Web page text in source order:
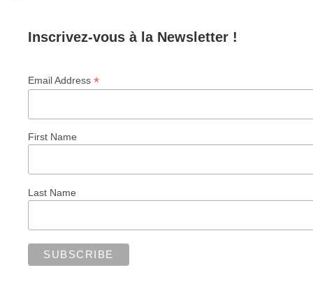
Inscrivez-vous à la Newsletter !
Email Address*
First Name
Last Name